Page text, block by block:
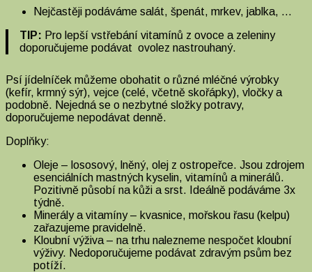
Nejčastěji podáváme salát, špenát, mrkev, jablka, …
TIP: Pro lepší vstřebání vitamínů z ovoce a zeleniny
doporučujeme podávat ovolez nastrouhaný.
Psí jídelníček můžeme obohatit o různé mléčné výrobky
(kefír, krmný sýr), vejce (celé, včetně skořápky), vločky a
podobně. Nejedná se o nezbytné složky potravy,
doporučujeme nepodávat denně.
Doplňky:
Oleje – lososový, lněný, olej z ostropeřce. Jsou zdrojem
esenciálních mastných kyselin, vitamínů a minerálů.
Pozitivně působí na kůži a srst. Ideálně podáváme 3x
týdně.
Minerály a vitamíny – kvasnice, mořskou řasu (kelpu)
zařazujeme pravidelně.
Kloubní výživa – na trhu nalezneme nespočet kloubní
výživy. Nedoporučujeme podávat zdravým psům bez
potíží.